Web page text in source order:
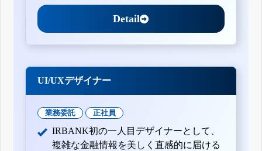
Detail
UI/UXデザイナー
業務委託 正社員
IRBANK初の一人目デザイナーとして、
複雑な金融情報を美しく直感的に届ける